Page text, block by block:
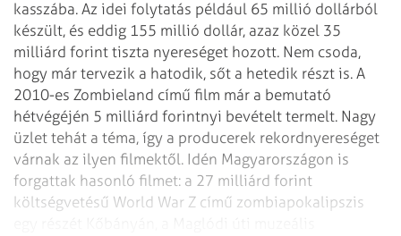
kasszába. Az idei folytatás például 65 millió dollárból
készült, és eddig 155 millió dollár, azaz közel 35
milliárd forint tiszta nyereséget hozott. Nem csoda,
hogy már tervezik a hatodik, sőt a hetedik részt is. A
2010-es Zombieland című film már a bemutató
hétvégéjén 5 milliárd forintnyi bevételt termelt. Nagy
üzlet tehát a téma, így a producerek rekordnyereséget
várnak az ilyen filmektől. Idén Magyarországon is
forgattak hasonló filmet: a 27 milliárd forint
költségvetésű World War Z című zombiapokalipszis